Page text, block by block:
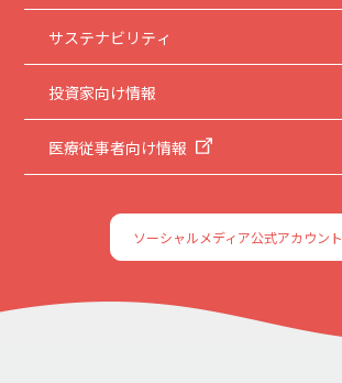
サステナビリティ
投資家向け情報
医療従事者向け情報
ソーシャルメディア公式アカウント